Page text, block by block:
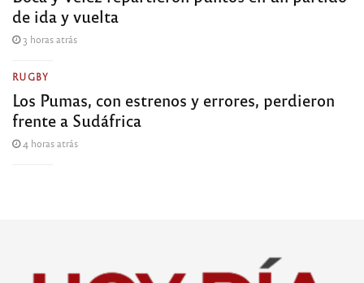
de ida y vuelta
3 horas atrás
RUGBY
Los Pumas, con estrenos y errores, perdieron
frente a Sudáfrica
4 horas atrás